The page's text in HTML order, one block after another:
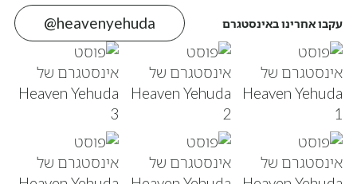
עקבו אחרינו באינסטגרם @heavenyehuda